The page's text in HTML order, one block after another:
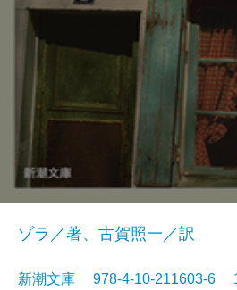
ゾラ／著、古賀照一／訳
新潮文庫 978-4-10-211603-6